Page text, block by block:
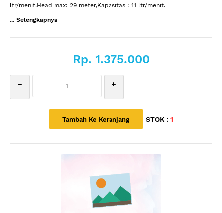
ltr/menit.Head max: 29 meter,Kapasitas : 11 ltr/menit.
... Selengkapnya
Rp. 1.375.000
STOK : 1